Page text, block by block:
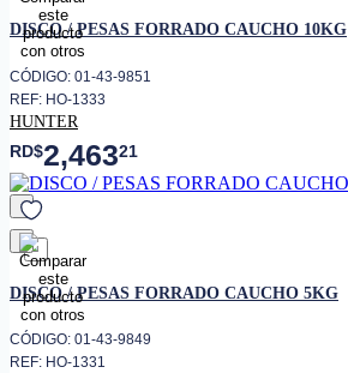
favorito
DISCO / PESAS FORRADO CAUCHO 10KG
CÓDIGO: 01-43-9851
REF: HO-1333
HUNTER
RD$2,46321
favorito
DISCO / PESAS FORRADO CAUCHO 5KG
CÓDIGO: 01-43-9849
REF: HO-1331